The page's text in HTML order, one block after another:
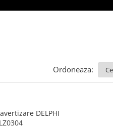
Ordoneaza:
DELPHI
LZ0304